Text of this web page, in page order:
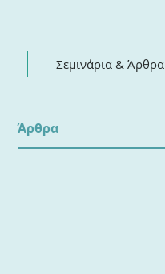
Σεμινάρια & Άρθρα
​Άρθρα